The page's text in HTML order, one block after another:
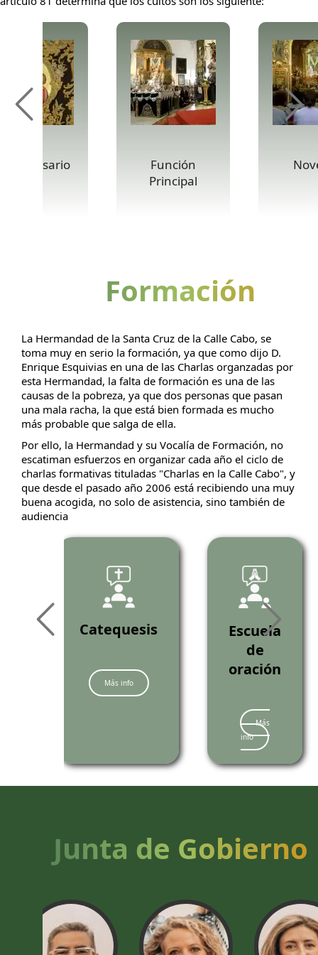
Rosario
Función
Principal
Formación
La Hermandad de la Santa Cruz de la Calle Cabo, se
toma muy en serio la formación, ya que como dijo D.
Enrique Esquivias en una de las Charlas organzadas por
esta Hermandad, la falta de formación es una de las
causas de la pobreza, ya que dos personas que pasan
una mala racha, la que está bien formada es mucho
más probable que salga de ella.
Por ello, la Hermandad y su Vocalía de Formación, no
escatiman esfuerzos en organizar cada año el ciclo de
charlas formativas tituladas "Charlas en la Calle Cabo", y
que desde el pasado año 2006 está recibiendo una muy
buena acogida, no solo de asistencia, sino también de
audiencia
Catequesis
Más info
Escuela
de
oración
Más
info
Junta de Gobierno